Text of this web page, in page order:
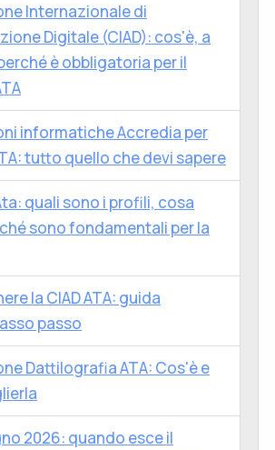
Internazionale di
Digitale (CIAD): cos'è, a
è obbligatoria per il
informatiche Accredia per
tutto quello che devi sapere
quali sono i profili, cosa
sono fondamentali per la
la CIAD ATA: guida
passo
Dattilografia ATA: Cos'è e
2026: quando esce il